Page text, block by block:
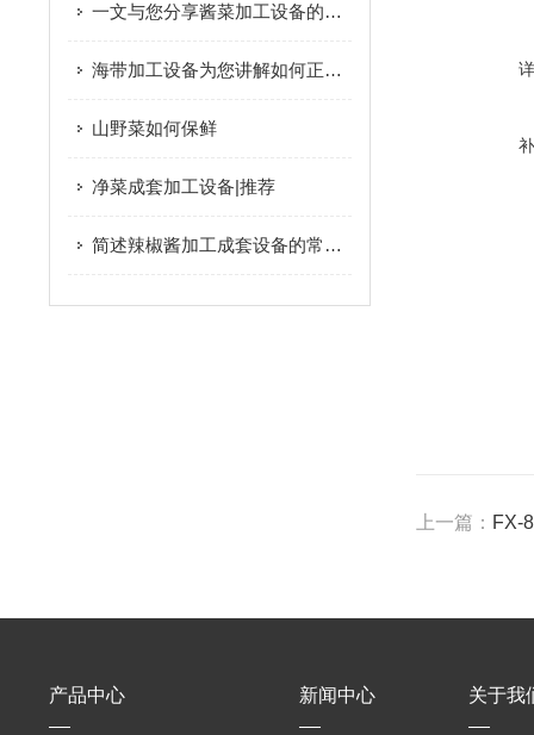
一文与您分享酱菜加工设备的常见故障相应解决方法
海带加工设备为您讲解如何正确清洗海带
山野菜如何保鲜
净菜成套加工设备|推荐
简述辣椒酱加工成套设备的常见问题诊断与高效解决方法
上一篇： FX-
产品中心 新闻中心 关于我